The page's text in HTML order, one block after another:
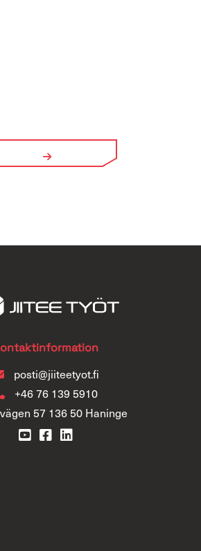
posti@jiiteetyot.fi
+46 76 139 5910
57 136 50 Haninge